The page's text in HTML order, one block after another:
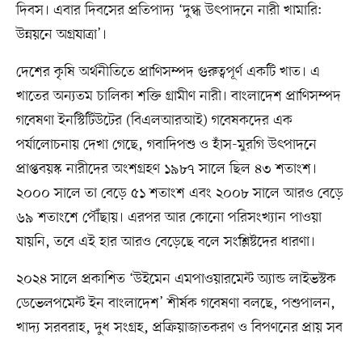
দিবস। এবার দিবসের প্রতিপাদ্য ‘দুগ্ধ উৎপাদনে নারী খামারি:
উন্নয়নে অগ্রযাত্রা’।
দেশের কৃষি অর্থনীতিতে প্রাণিসম্পদ গুরুত্বপূর্ণ একটি খাত। এ
খাতের অন্যতম চালিকা শক্তি গ্রামীণ নারী। বাংলাদেশ প্রাণিসম্পদ
গবেষণা ইনস্টিটিউটের (বিএলআরআই) গবেষকদের এক
পর্যালোচনায় দেখা গেছে, গবাদিপশু ও হাঁস-মুরগি উৎপাদনে
প্রাপ্তবয়স্ক নারীদের অংশগ্রহণ ১৯৮৭ সালে ছিল ৪৩ শতাংশ।
২০০০ সালে তা বেড়ে ৫১ শতাংশ এবং ২০০৮ সালে আরও বেড়ে
৬৯ শতাংশে পৌঁছায়। এরপর আর কোনো পরিসংখ্যান পাওয়া
যায়নি, তবে এই হার আরও বেড়েছে বলে সংশ্লিষ্টদের ধারণা।
২০২৪ সালে প্রকাশিত ‘উইমেন এমপাওয়ারমেন্ট অ্যান্ড লাইভস্টক
ডেভেলপমেন্ট ইন বাংলাদেশ’ শীর্ষক গবেষণা বলছে, পশুপালন,
খাদ্য সরবরাহ, দুধ সংগ্রহ, প্রক্রিয়াজাতকরণ ও বিপণনের প্রায় সব